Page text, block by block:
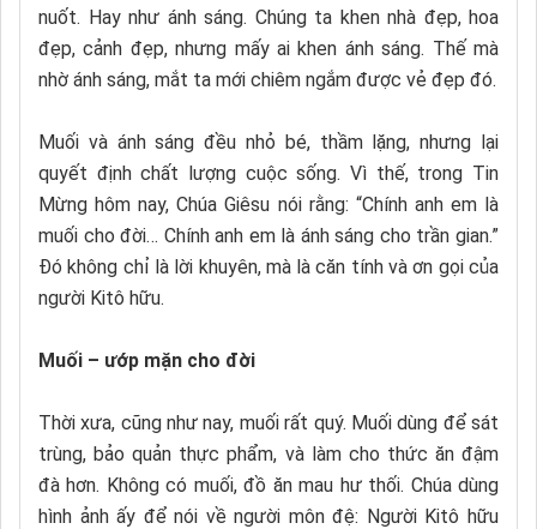
nuốt. Hay như ánh sáng. Chúng ta khen nhà đẹp, hoa
đẹp, cảnh đẹp, nhưng mấy ai khen ánh sáng. Thế mà
nhờ ánh sáng, mắt ta mới chiêm ngắm được vẻ đẹp đó.
Muối và ánh sáng đều nhỏ bé, thầm lặng, nhưng lại
quyết định chất lượng cuộc sống. Vì thế, trong Tin
Mừng hôm nay, Chúa Giêsu nói rằng: “Chính anh em là
muối cho đời… Chính anh em là ánh sáng cho trần gian.”
Đó không chỉ là lời khuyên, mà là căn tính và ơn gọi của
người Kitô hữu.
Muối – ướp mặn cho đời
Thời xưa, cũng như nay, muối rất quý. Muối dùng để sát
trùng, bảo quản thực phẩm, và làm cho thức ăn đậm
đà hơn. Không có muối, đồ ăn mau hư thối. Chúa dùng
hình ảnh ấy để nói về người môn đệ: Người Kitô hữu